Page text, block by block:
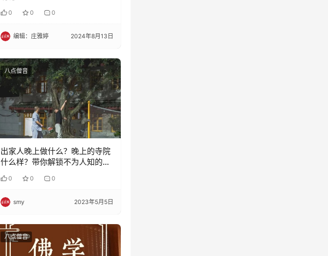
0 0 0
编辑：庄雅婷 2024年8月13日
八点僧音
出家人晚上做什么？晚上的寺院
什么样？带你解锁不为人知的寺
0 0 0
smy 2023年5月5日
八点僧音